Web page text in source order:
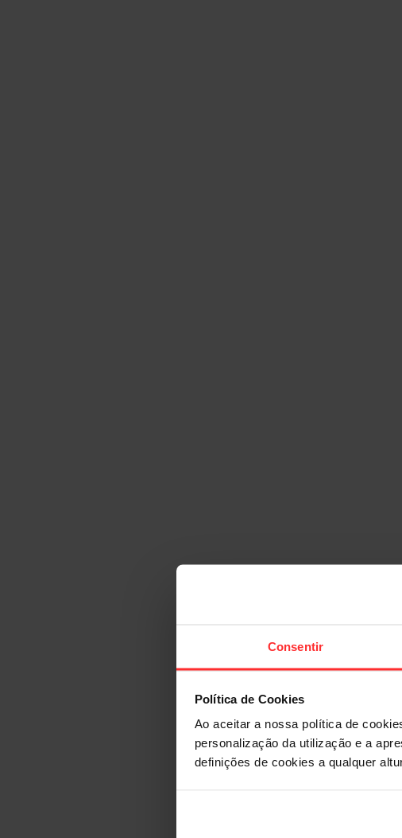
Consentir
Política de Cookies
Ao aceitar a nossa política de
personalização da utilização e a
definições de cookies a qualquer